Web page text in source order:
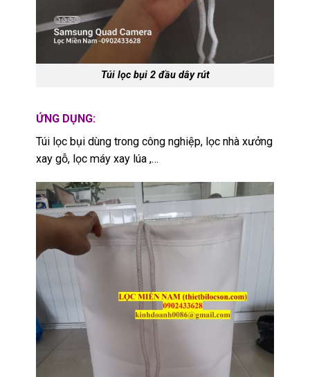
Túi lọc bụi 2 đầu dây rút
ỨNG DỤNG:
Túi lọc bụi dùng trong công nghiệp, lọc nhà xưởng
xay gỗ, lọc máy xay lúa ,…